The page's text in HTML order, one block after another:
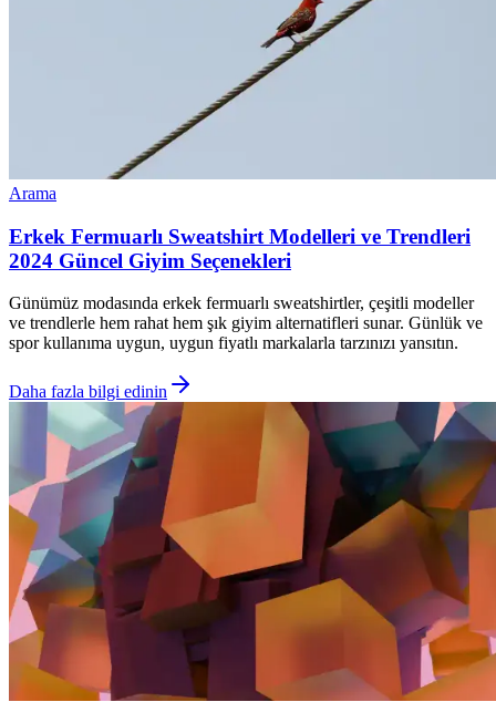
Arama
Erkek Fermuarlı Sweatshirt Modelleri ve Trendleri
2024 Güncel Giyim Seçenekleri
Günümüz modasında erkek fermuarlı sweatshirtler, çeşitli modeller
ve trendlerle hem rahat hem şık giyim alternatifleri sunar. Günlük ve
spor kullanıma uygun, uygun fiyatlı markalarla tarzınızı yansıtın.
Daha fazla bilgi edinin